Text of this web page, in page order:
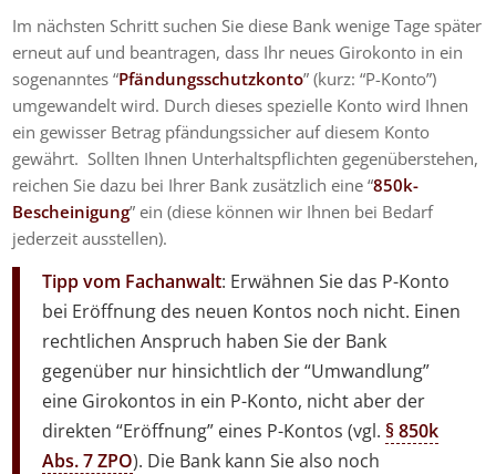
Im nächsten Schritt suchen Sie diese Bank wenige Tage später
erneut auf und beantragen, dass Ihr neues Girokonto in ein
sogenanntes “Pfändungsschutzkonto” (kurz: “P-Konto”)
umgewandelt wird. Durch dieses spezielle Konto wird Ihnen
ein gewisser Betrag pfändungssicher auf diesem Konto
gewährt. Sollten Ihnen Unterhaltspflichten gegenüberstehen,
reichen Sie dazu bei Ihrer Bank zusätzlich eine “850k-
Bescheinigung” ein (diese können wir Ihnen bei Bedarf
jederzeit ausstellen).
Tipp vom Fachanwalt: Erwähnen Sie das P-Konto
bei Eröffnung des neuen Kontos noch nicht. Einen
rechtlichen Anspruch haben Sie der Bank
gegenüber nur hinsichtlich der “Umwandlung”
eine Girokontos in ein P-Konto, nicht aber der
direkten “Eröffnung” eines P-Kontos (vgl.§ 850k
Abs. 7 ZPO). Die Bank kann Sie also noch